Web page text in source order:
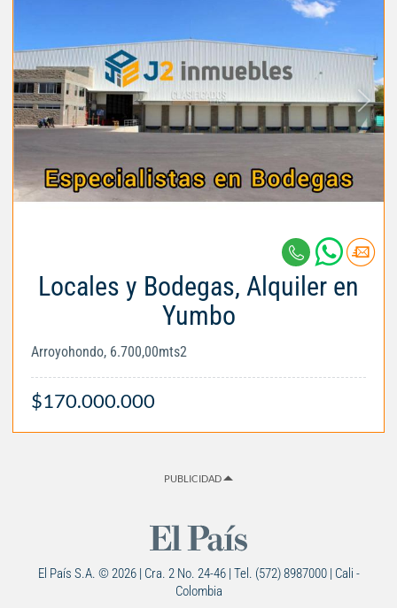
Locales y Bodegas, Alquiler en
Yumbo
Arroyohondo, 6.700,00mts2
$170.000.000
PUBLICIDAD
El País S.A. © 2026 | Cra. 2 No. 24-46 | Tel. (572) 8987000 | Cali -
Colombia